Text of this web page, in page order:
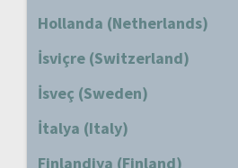
Hollanda (Netherlands)
İsviçre (Switzerland)
İsveç (Sweden)
İtalya (Italy)
Finlandiya (Finland)